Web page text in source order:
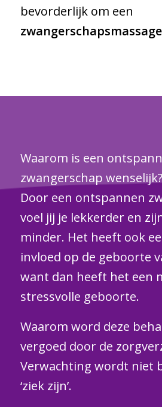
bevorderlijk om een
zwangerschapsmassage
Waarom is een
zwangerschap wenselijk?
Door een ontspannen
voel jij je lekkerder en
minder. Het heeft ook
invloed op de geboorte
want dan heeft het een
stressvolle geboorte.
Waarom word deze
vergoed door de
Verwachting wordt niet
‘ziek zijn’.